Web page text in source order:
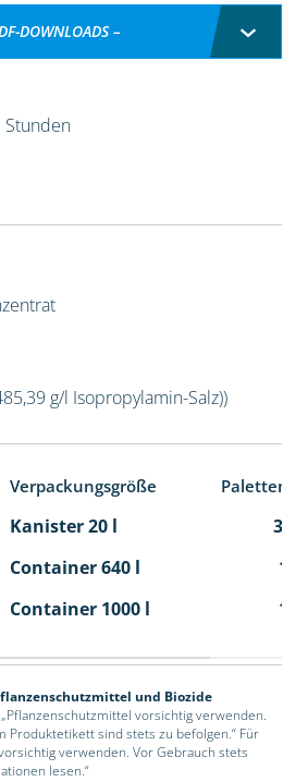
DOWNLOADS –
Stunden
g/l Isopropylamin-Salz))
Verpackungsgröße
Kanister 20 l
32
Container 640 l
1
Container 1000 l 1
und Biozide
vorsichtig verwenden.
Produktetikett sind stets zu befolgen.“ Für
verwenden. Vor Gebrauch stets
lesen.“